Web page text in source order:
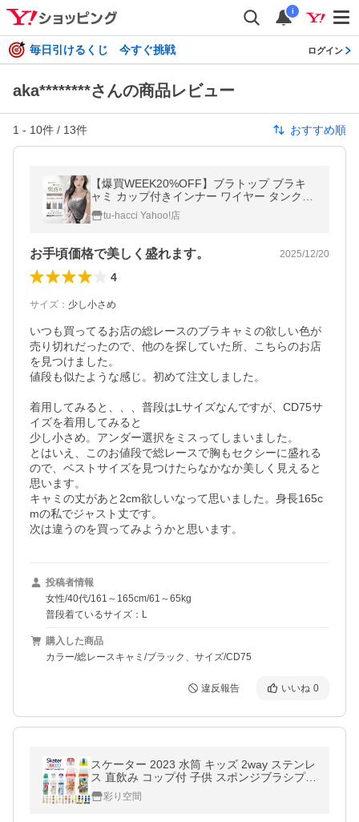
i
毎日引けるくじ 今すぐ挑戦 ログイン
aka********さんの商品レビュー
1 - 10件 / 13件 おすすめ順
【爆買WEEK20%OFF】ブラトップ ブラキ
ャミ カップ付きインナー ワイヤー タンクト
ップ キャミソール リブ レース ブラモネ 盛
れる ツーハッチ
tu-hacci Yahoo!店
お手頃価格で美しく盛れます。 2025/12/20
4
サイズ ： 少し小さめ
いつも買ってるお店の総レースのブラキャミの欲しい色が
売り切れだったので、他のを探していた所、こちらのお店
を見つけました。
値段も似たような感じ。初めて注文しました。
着用してみると、、、普段はLサイズなんですが、CD75サ
イズを着用してみると
少し小さめ。アンダー選択をミスってしまいました。
とはいえ、このお値段で総レースで胸もセクシーに盛れる
ので、ベストサイズを見つけたらなかなか美しく見えると
思います。
キャミの丈があと2cm欲しいなって思いました。身長165c
mの私でジャスト丈です。
次は違うのを買ってみようかと思います。
投稿者情報
女性/40代/161～165cm/61～65kg
普段着ているサイズ：L
購入した商品
カラー/総レースキャミ/ブラック、サイズ/CD75
違反報告 いいね 0
スケーター 2023 水筒 キッズ 2way ステンレ
ス 直飲み コップ付 子供 スポンジブラシプレ
ゼント 肩掛け 保温 保冷 超軽量 ボトル SKD
C4彩り空間